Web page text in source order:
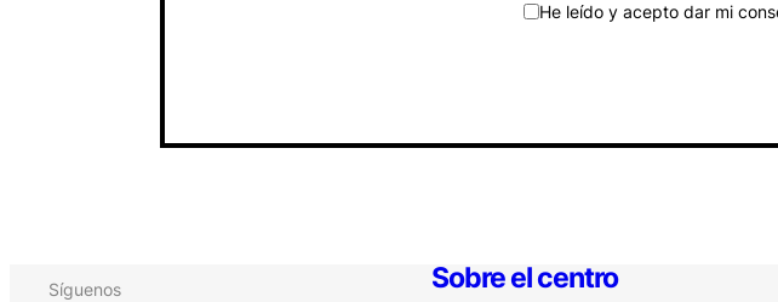
He leído y acepto dar mi
Síguenos Sobre el centro